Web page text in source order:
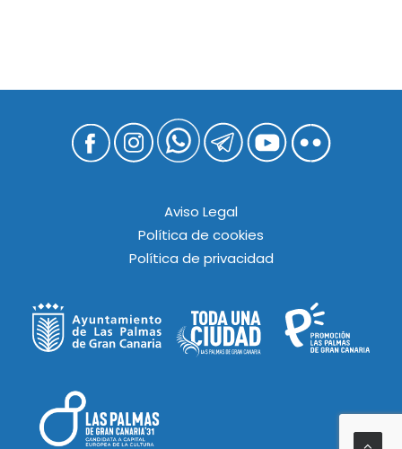
Aviso Legal
Política de cookies
Política de privacidad